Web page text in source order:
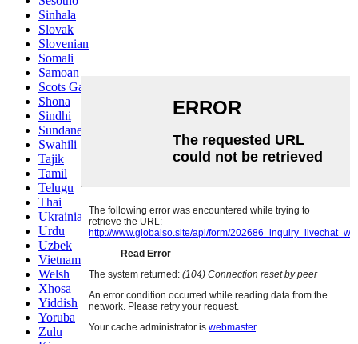
Sinhala
Slovak
Slovenian
Somali
Samoan
Scots Gaelic
Shona
Sindhi
Sundanese
Swahili
Tajik
Tamil
Telugu
Thai
Ukrainian
Urdu
Uzbek
Vietnamese
Welsh
Xhosa
Yiddish
Yoruba
Zulu